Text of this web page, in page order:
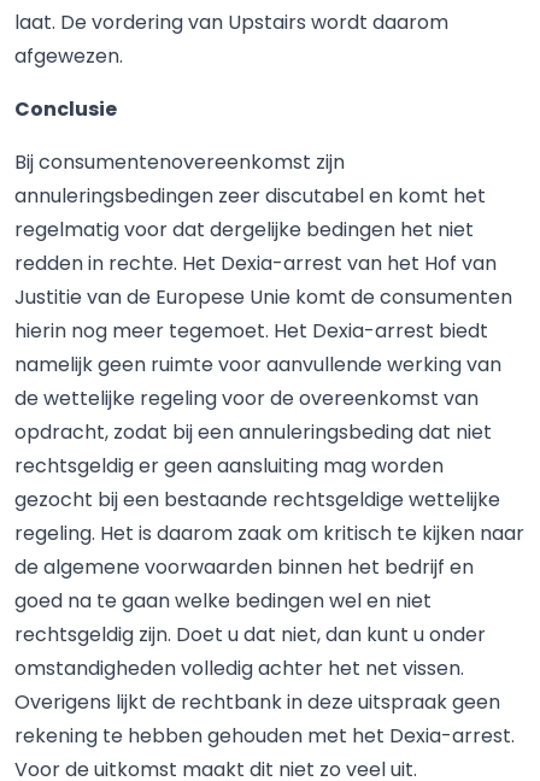
laat. De vordering van Upstairs wordt daarom
afgewezen.
Conclusie
Bij consumentenovereenkomst zijn
annuleringsbedingen zeer discutabel en komt het
regelmatig voor dat dergelijke bedingen het niet
redden in rechte. Het Dexia-arrest van het Hof van
Justitie van de Europese Unie komt de consumenten
hierin nog meer tegemoet. Het Dexia-arrest biedt
namelijk geen ruimte voor aanvullende werking van
de wettelijke regeling voor de overeenkomst van
opdracht, zodat bij een annuleringsbeding dat niet
rechtsgeldig er geen aansluiting mag worden
gezocht bij een bestaande rechtsgeldige wettelijke
regeling. Het is daarom zaak om kritisch te kijken naar
de algemene voorwaarden binnen het bedrijf en
goed na te gaan welke bedingen wel en niet
rechtsgeldig zijn. Doet u dat niet, dan kunt u onder
omstandigheden volledig achter het net vissen.
Overigens lijkt de rechtbank in deze uitspraak geen
rekening te hebben gehouden met het Dexia-arrest.
Voor de uitkomst maakt dit niet zo veel uit.